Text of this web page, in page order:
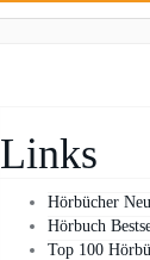
Links
Hörbücher
Hörbuch
Top 100